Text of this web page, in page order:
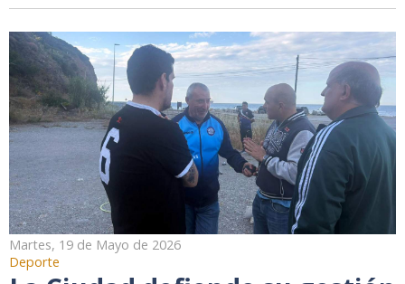
Martes, 19 de Mayo de 2026
Deporte